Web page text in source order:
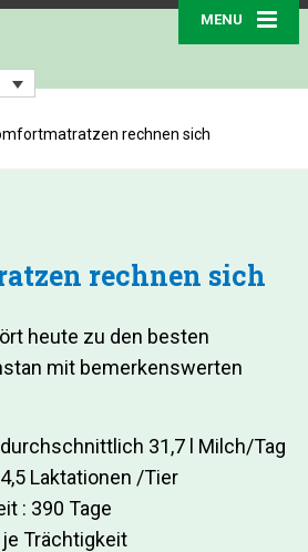
MENU
rechnen sich
rechnen sich
heute zu den besten
mit bemerkenswerten
31,7 l Milch/Tag
Laktationen /Tier
: 390 Tage
Trächtigkeit